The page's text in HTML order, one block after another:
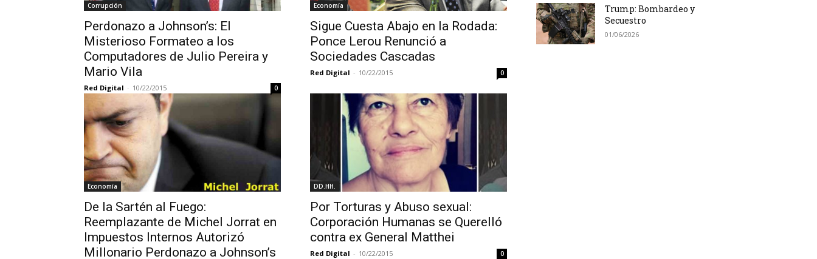
Corrupción
Perdonazo a Johnson’s: El
Misterioso Formateo a los
Computadores de Julio Pereira y
Mario Vila
Red Digital - 10/22/2015 0
Economía
Sigue Cuesta Abajo en la Rodada:
Ponce Lerou Renunció a
Sociedades Cascadas
Red Digital - 10/22/2015 0
Economía
De la Sartén al Fuego:
Reemplazante de Michel Jorrat en
Impuestos Internos Autorizó
Millonario Perdonazo a Johnson’s
DD.HH.
Por Torturas y Abuso sexual:
Corporación Humanas se Querelló
contra ex General Matthei
Red Digital - 10/22/2015 0
Trump: Bombardeo y
Secuestro
01/06/2026